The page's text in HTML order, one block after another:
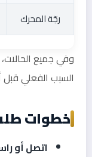
رجّة المحرك
وفي جميع
السبب الفعلي
خطوات
اتصل أو